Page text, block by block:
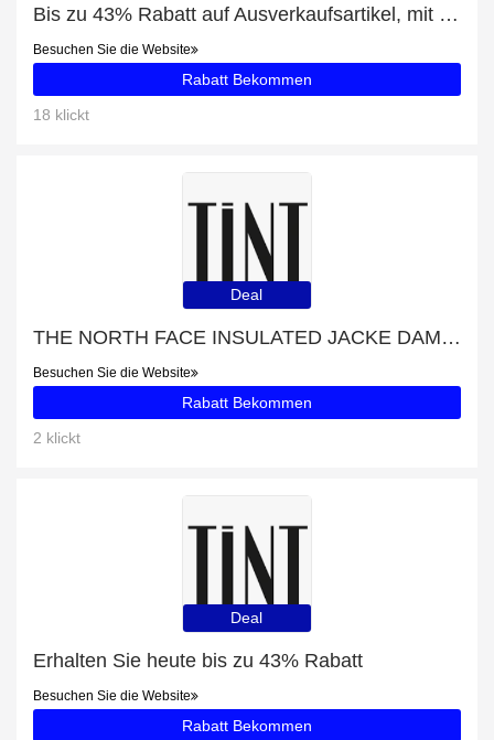
Bis zu 43% Rabatt auf Ausverkaufsartikel, mit zusätzlichen Rabatten für Herzensbrecher Reh 500g
Besuchen Sie die Website
Rabatt Bekommen
18 klickt
Deal
THE NORTH FACE INSULATED JACKE DAMEN PINK im Angebot
Besuchen Sie die Website
Rabatt Bekommen
2 klickt
Deal
Erhalten Sie heute bis zu 43% Rabatt
Besuchen Sie die Website
Rabatt Bekommen